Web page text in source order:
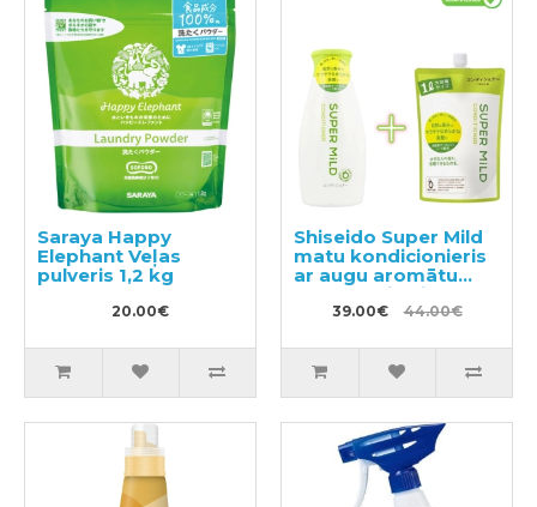
Saraya Happy
Elephant Veļas
pulveris 1,2 kg
20.00€
Shiseido Super Mild
matu kondicionieris
ar augu aromātu
220ml + pildviela
1000ml
39.00€ 44.00€